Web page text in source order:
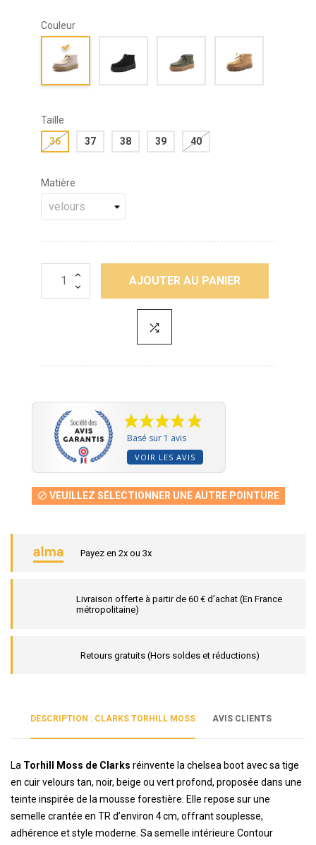
Couleur
Taille
36
37 38 39 40
Matière
AJOUTER AU PANIER
Basé sur 1 avis
VOIR LES AVIS
 VEUILLEZ SÉLECTIONNER UNE AUTRE POINTURE
Payez en 2x ou 3x
Livraison offerte à partir de 60 € d’achat (En France
métropolitaine)
Retours gratuits (Hors soldes et réductions)
DESCRIPTION : CLARKS TORHILL MOSS AVIS CLIENTS
La Torhill Moss de Clarks réinvente la chelsea boot avec sa tige
en cuir velours tan, noir, beige ou vert profond, proposée dans une
teinte inspirée de la mousse forestière. Elle repose sur une
semelle crantée en TR d’environ 4 cm, offrant souplesse,
adhérence et style moderne. Sa semelle intérieure Contour